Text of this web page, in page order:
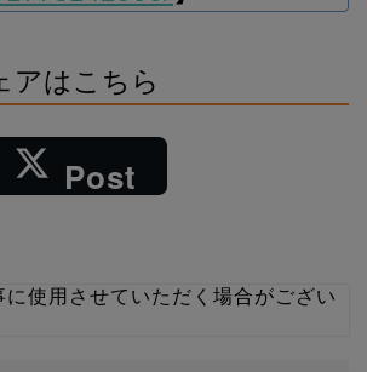
アはこちら
Post
使用させていただく場合がござい